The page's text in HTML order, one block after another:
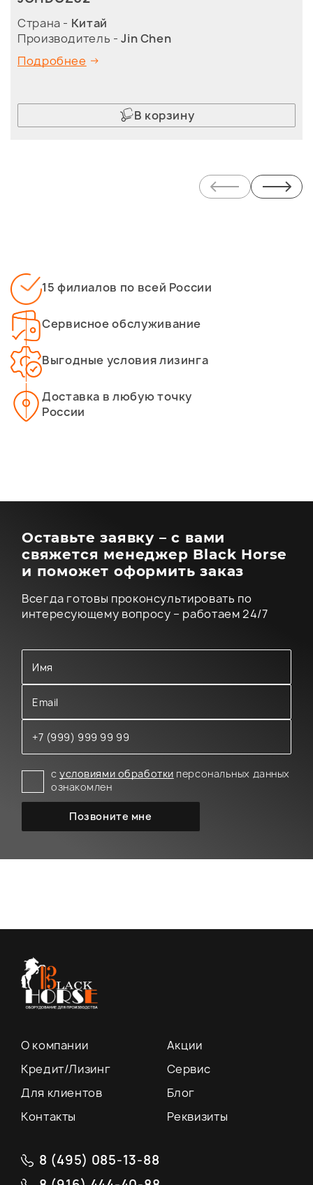
Страна - Китай
Производитель -Jin Chen
Подробнее
В корзину
15 филиалов по всей России
Сервисное обслуживание
Выгодные условия лизинга
Доставка в любую точку
России
Оставьте заявку – с вами
свяжется менеджер Black Horse
и поможет оформить заказ
Всегда готовы проконсультировать по
интересующему вопросу – работаем 24/7
сусловиями обработки персональных данных
ознакомлен
О компании
Акции
Кредит/Лизинг
Сервис
Для клиентов
Блог
Контакты
Реквизиты
8 (495) 085-13-88